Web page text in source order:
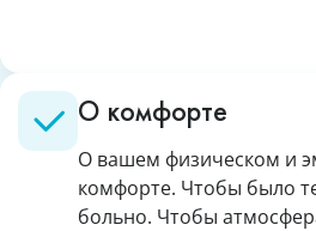
О комфорте
О вашем физическом и
комфорте. Чтобы было
больно. Чтобы